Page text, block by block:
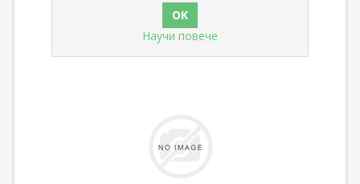
Научи повече